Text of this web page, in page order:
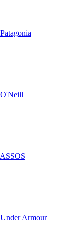
Patagonia
O'Neill
ASSOS
Under Armour